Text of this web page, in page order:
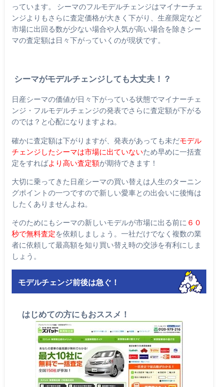
っています。 シーマのフルモデルチェンジはマイナーチェ
ンジよりもさらに査定価格が大きく下がり、生産限定など
市場に出回る数が少ない場合や人気が高い場合を除きシー
マの査定額は日々下がっていくのが現状です。
シーマがモデルチェンジしても大丈夫！？
日産シーマの価値が日々下がっている状態でマイナーチェ
ンジ・フルモデルチェンジの発表でさらに査定額が下がる
のでは？と心配になりますよね。
確かに査定額は下がりますが、発表があっても未だモデル
チェンジしたシーマは市場に出ていないため早めに一括査
定をすればより高い査定額が期待できます！
大切に乗ってきた日産シーマの買い替えは人生のターニン
グポイントの一つですので新しい愛車との出会いに後悔は
したくありませんよね。
そのためにもシーマの新しいモデルが市場に出る前に ６０
秒で無料査定を依頼しましょう。一社だけでなく複数の業
者に依頼して最高額を知り買い替え時の交渉を有利にしま
しょう。
モデルチェンジ前後は急ぐ！
はじめての方にもおススメ！